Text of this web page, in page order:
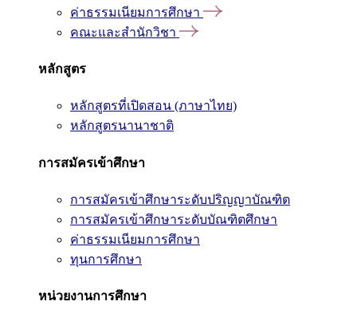
ค่าธรรมเนียมการศึกษา
คณะและสำนักวิชา
หลักสูตร
หลักสูตรที่เปิดสอน (ภาษาไทย)
หลักสูตรนานาชาติ
การสมัครเข้าศึกษา
การสมัครเข้าศึกษาระดับปริญญาบัณฑิต
การสมัครเข้าศึกษาระดับบัณฑิตศึกษา
ค่าธรรมเนียมการศึกษา
ทุนการศึกษา
หน่วยงานการศึกษา